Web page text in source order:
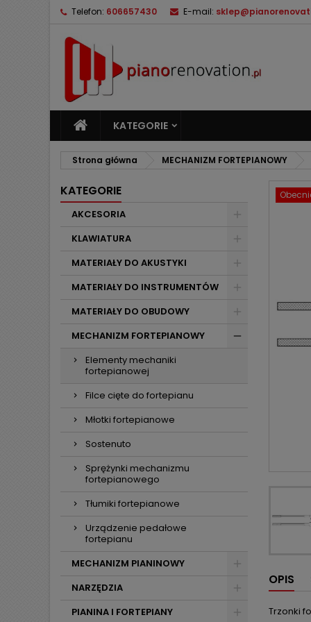
Telefon: 606657430 E-mail:
KATEGORIE
Strona główna MECHANIZM FORTEPIANOWY
KATEGORIE
AKCESORIA
KLAWIATURA
MATERIAŁY DO AKUSTYKI
MATERIAŁY DO INSTRUMENTÓW
MATERIAŁY DO OBUDOWY
MECHANIZM FORTEPIANOWY
Elementy mechaniki
fortepianowej
Filce cięte do fortepianu
Młotki fortepianowe
Sostenuto
Sprężynki mechanizmu
fortepianowego
Tłumiki fortepianowe
Urządzenie pedałowe
fortepianu
MECHANIZM PIANINOWY
NARZĘDZIA
PIANINA I FORTEPIANY
OPIS
Trzonki